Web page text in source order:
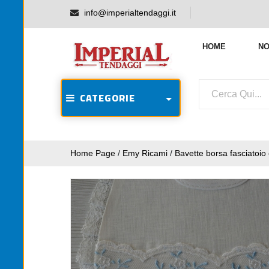
info@imperialtendaggi.it
HOME
CATEGORIE
Home Page / Emy Ricami / Bavette borsa